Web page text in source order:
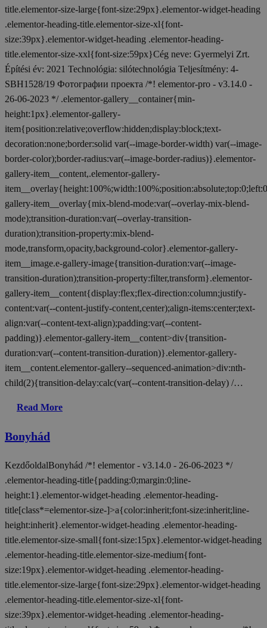
title.elementor-size-large{font-size:29px}.elementor-widget-heading
.elementor-heading-title.elementor-size-xl{font-
size:39px}.elementor-widget-heading .elementor-heading-
title.elementor-size-xxl{font-size:59px}Cég neve: Gyermelyi Zrt.
Építési év: 2021 Technológia: silótechnológia Teljesítmény: 4-
SBH1528/19 Фотографии проекта /*! elementor-pro - v3.14.0 -
26-06-2023 */ .elementor-gallery__container{min-
height:1px}.elementor-gallery-
item{position:relative;overflow:hidden;display:block;text-
decoration:none;border:solid var(--image-border-width) var(--image-
border-color);border-radius:var(--image-border-radius)}.elementor-
gallery-item__content,.elementor-gallery-
gallery-item__overlay{mix-blend-mode:var(--overlay-mix-blend-
mode);transition-duration:var(--overlay-transition-
duration);transition-property:mix-blend-
mode,transform,opacity,background-color}.elementor-gallery-
item__image.e-gallery-image{transition-duration:var(--image-
transition-duration);transition-property:filter,transform}.elementor-
gallery-item__content{display:flex;flex-direction:column;justify-
content:var(--content-justify-content,center);align-items:center;text-
align:var(--content-text-align);padding:var(--content-
padding)}.elementor-gallery-item__content>div{transition-
duration:var(--content-transition-duration)}.elementor-gallery-
item__content.elementor-gallery--sequenced-animation>div:nth-
child(2){transition-delay:calc(var(--content-transition-delay) /…
Read More
Bonyhád
KezdőoldalBonyhád /*! elementor - v3.14.0 - 26-06-2023 */
.elementor-heading-title{padding:0;margin:0;line-
height:1}.elementor-widget-heading .elementor-heading-
title[class*=elementor-size-]>a{color:inherit;font-size:inherit;line-
height:inherit}.elementor-widget-heading .elementor-heading-
title.elementor-size-small{font-size:15px}.elementor-widget-heading
.elementor-heading-title.elementor-size-medium{font-
size:19px}.elementor-widget-heading .elementor-heading-
title.elementor-size-large{font-size:29px}.elementor-widget-heading
.elementor-heading-title.elementor-size-xl{font-
size:39px}.elementor-widget-heading .elementor-heading-